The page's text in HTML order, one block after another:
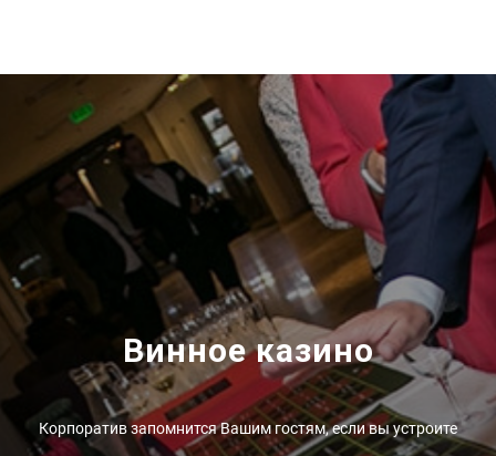
Винное казино
Корпоратив запомнится Вашим гостям, если вы устроите